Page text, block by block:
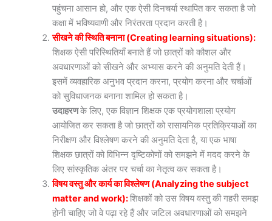
पहुंचना आसान हो, और एक ऐसी दिनचर्या स्थापित कर सकता है जो
कक्षा में भविष्यवाणी और निरंतरता प्रदान करती है।
सीखने की स्थिति बनाना (Creating learning situations):
शिक्षक ऐसी परिस्थितियाँ बनाते हैं जो छात्रों को कौशल और
अवधारणाओं को सीखने और अभ्यास करने की अनुमति देती हैं।
इसमें व्यवहारिक अनुभव प्रदान करना, प्रयोग करना और चर्चाओं
को सुविधाजनक बनाना शामिल हो सकता है।
उदाहरणके लिए, एक विज्ञान शिक्षक एक प्रयोगशाला प्रयोग
आयोजित कर सकता है जो छात्रों को रासायनिक प्रतिक्रियाओं का
निरीक्षण और विश्लेषण करने की अनुमति देता है, या एक भाषा
शिक्षक छात्रों को विभिन्न दृष्टिकोणों को समझने में मदद करने के
लिए सांस्कृतिक अंतर पर चर्चा का नेतृत्व कर सकता है।
विषय वस्तु और कार्य का विश्लेषण (Analyzing the subject
matter and work):शिक्षकों को उस विषय वस्तु की गहरी समझ
होनी चाहिए जो वे पढ़ा रहे हैं और जटिल अवधारणाओं को समझने